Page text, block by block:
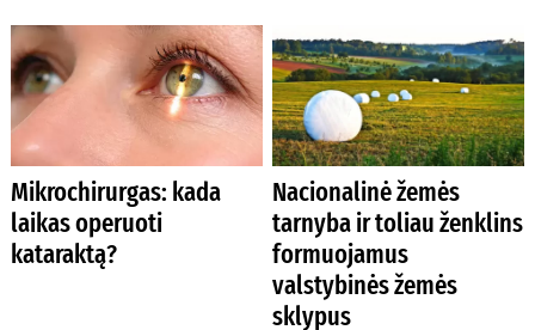
Mikrochirurgas: kada
laikas operuoti
kataraktą?
Nacionalinė žemės
tarnyba ir toliau ženklins
formuojamus
valstybinės žemės
sklypus